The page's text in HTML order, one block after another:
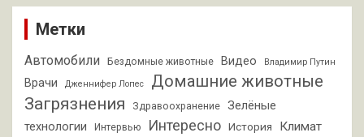
Метки
Автомобили Бездомные животные Видео Владимир Путин
Врачи Дженнифер Лопес
Домашние животные
Загрязнения
Здравоохранение
Зелёные
технологии
Интервью Интересно История Климат